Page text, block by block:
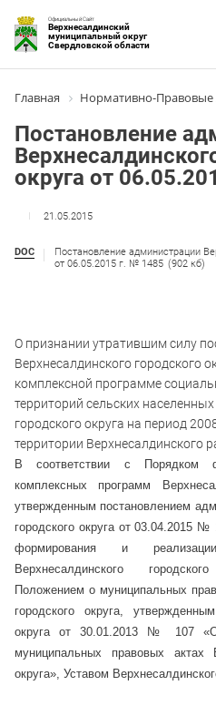
Официальный Сайт
Верхнесалдинский
муниципальный округ
Свердловской области
Главная Нормативно-Правовые
Постановление
округа от
21.05.2015
DOC
Постановление администрации
от 06.05.2015 г. № 1485 (902 кб)
О признании утратившим силу
Верхнесалдинского городского
комплексной программе
территорий сельских
городского округа на период
территории Верхнесалдинского
В соответствии с Порядком
комплексных программ
утвержденным постановлением
городского округа от 03.04.2015
формирования и
Верхнесалдинского
Положением о муниципальных
городского округа,
округа от 30.01.2013 № 107
муниципальных правовых актах
округа», Уставом